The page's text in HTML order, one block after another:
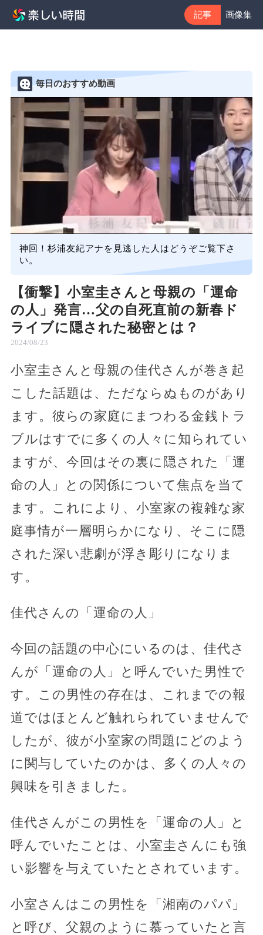
記事 画像集
毎日のおすすめ動画
神回！杉浦友紀アナを見逃した人はどうぞご覧下さ
い。
【衝撃】小室圭さんと母親の「運命
の人」発言…父の自死直前の新春ド
ライブに隠された秘密とは？
2024/08/23
小室圭さんと母親の佳代さんが巻き起
こした話題は、ただならぬものがあり
ます。彼らの家庭にまつわる金銭トラ
ブルはすでに多くの人々に知られてい
ますが、今回はその裏に隠された「運
命の人」との関係について焦点を当て
ます。これにより、小室家の複雑な家
庭事情が一層明らかになり、そこに隠
された深い悲劇が浮き彫りになりま
す。
佳代さんの「運命の人」
今回の話題の中心にいるのは、佳代さ
んが「運命の人」と呼んでいた男性で
す。この男性の存在は、これまでの報
道ではほとんど触れられていませんで
したが、彼が小室家の問題にどのよう
に関与していたのかは、多くの人々の
興味を引きました。
佳代さんがこの男性を「運命の人」と
呼んでいたことは、小室圭さんにも強
い影響を与えていたとされています。
小室さんはこの男性を「湘南のパパ」
と呼び、父親のように慕っていたと言